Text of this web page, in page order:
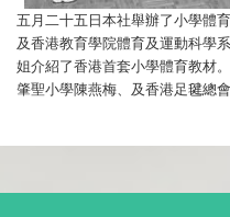
五月二十五日本社舉辦了小學體
及香港教育學院體育及運動科學
姐介紹了香港首套小學體育教材
肇聖小學陳燕梅、及香港足毽總